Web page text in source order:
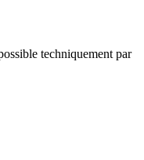
techniquement par